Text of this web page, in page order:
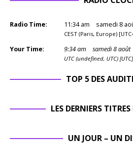
Radio Time: 11:34 am samedi 8
CEST (Paris, Europe)
Your Time: 9:34am samedi 8 août
UTC (undefined, UTC) [UTC]
TOP 5 DES
LES DERNIERS
UN JOUR – UN